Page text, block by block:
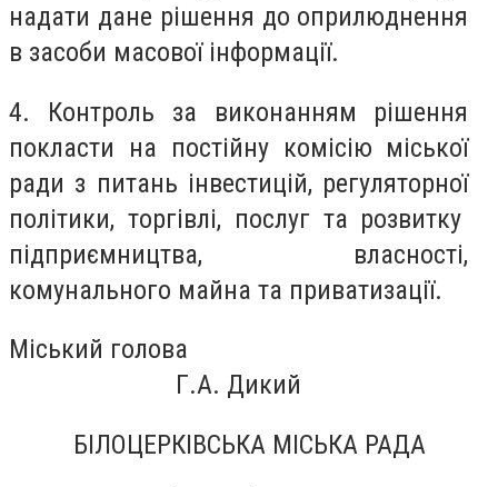
надати дане рішення до оприлюднення
в засоби масової інформації.
4. Контроль за виконанням рішення
покласти на постійну комісію міської
ради з питань інвестицій, регуляторної
політики, торгівлі, послуг та розвитку
підприємництва, власності,
комунального майна та приватизації.
Міський голова
Г.А. Дикий
БІЛОЦЕРКІВСЬКА МІСЬКА РАДА